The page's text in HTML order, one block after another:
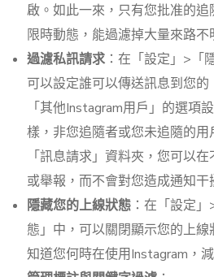
啟。如此一來，只有您批准的
限時動態，能過濾掉大量來路不
過濾私訊請求 ：在「設定」>「
可以設定誰可以傳送訊息到您
「其他Instagram用戶」的選項
樣，非您追隨者或您未追隨的
「訊息請求」資料夾，您可以
或舉報，而不會對您造成通知干
隱藏您的上線狀態 ：在「設定
態」中，可以關閉顯示您的上
知道您何時在使用Instagram，